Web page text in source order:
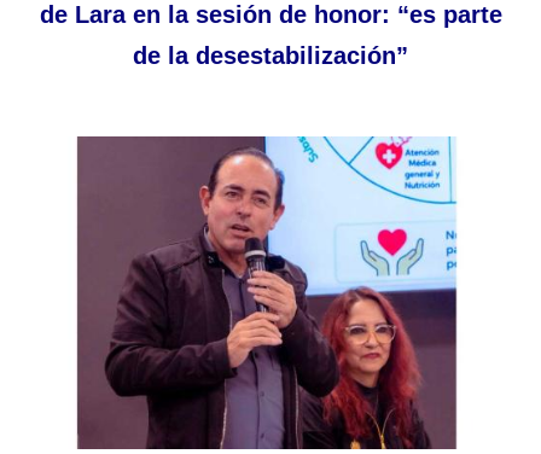
de Lara en la sesión de honor: “es parte
de la desestabilización”